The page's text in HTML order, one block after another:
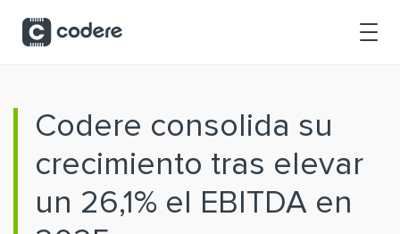
Codere consolida su
crecimiento tras elevar
un 26,1% el EBITDA en